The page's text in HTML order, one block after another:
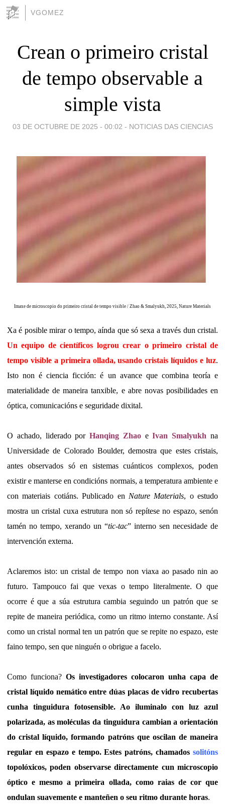
VGOMEZ
Crean o primeiro cristal
de tempo observable a
simple vista
03 DE OCTUBRE DE 2025 - 00:02 - NOTICIAS DAS CIENCIAS
Imaxe de microscopio do primeiro cristal de tempo visible / Zhao & Smalyukh, 2025, Nature Materials
Xa é posible mirar o tempo, aínda que só sexa a través dun cristal.
Un equipo de científicos logrou crear o primeiro cristal de
tempo visible a primeira ollada, usando cristais líquidos e luz.
Isto non é ciencia ficción: é un avance que combina teoría e
materialidade de maneira tanxible, e abre novas posibilidades en
óptica, comunicacións e seguridade dixital.
O achado, liderado porHanqing ZhaoeIvan Smalyukh na
Universidade de Colorado Boulder, demostra que estes cristais,
antes observados só en sistemas cuánticos complexos, poden
existir e manterse en condicións normais, a temperatura ambiente e
con materiais cotiáns. Publicado en Nature Materials, o estudo
mostra un cristal cuxa estrutura non só repítese no espazo, senón
tamén no tempo, xerando un “tic-tac” interno sen necesidade de
intervención externa.
Aclaremos isto: un cristal de tempo non viaxa ao pasado nin ao
futuro. Tampouco fai que vexas o tempo literalmente. O que
ocorre é que a súa estrutura cambia seguindo un patrón que se
repite de maneira periódica, como un ritmo interno constante. Así
como un cristal normal ten un patrón que se repite no espazo, este
faino tempo, sen que ninguén o obrigue a facelo.
Como funciona? Os investigadores colocaron unha capa de
cristal líquido nemático entre dúas placas de vidro recubertas
cunha tinguidura fotosensible. Ao iluminalo con luz azul
polarizada, as moléculas da tinguidura cambian a orientación
do cristal líquido, formando patróns que oscilan de maneira
regular en espazo e tempo. Estes patróns, chamados solitóns
topolóxicos, poden observarse directamente cun microscopio
óptico e mesmo a primeira ollada, como raias de cor que
ondulan suavemente e manteñen o seu ritmo durante horas.